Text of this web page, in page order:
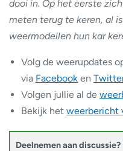
dooi in. Op het eerste
meten terug te keren, al
weermodellen hun kar
Volg de weerupdates
via Facebook en
Volgen jullie al de
Bekijk het weerbericht
Deelnemen aan discussie?